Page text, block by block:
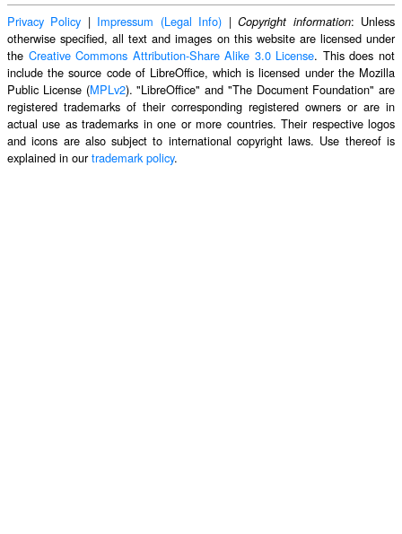
Privacy Policy | Impressum (Legal Info) |Copyright information: Unless
otherwise specified, all text and images on this website are licensed under
the Creative Commons Attribution-Share Alike 3.0 License. This does not
include the source code of LibreOffice, which is licensed under the Mozilla
Public License (MPLv2). "LibreOffice" and "The Document Foundation" are
registered trademarks of their corresponding registered owners or are in
actual use as trademarks in one or more countries. Their respective logos
and icons are also subject to international copyright laws. Use thereof is
explained in ourtrademark policy.